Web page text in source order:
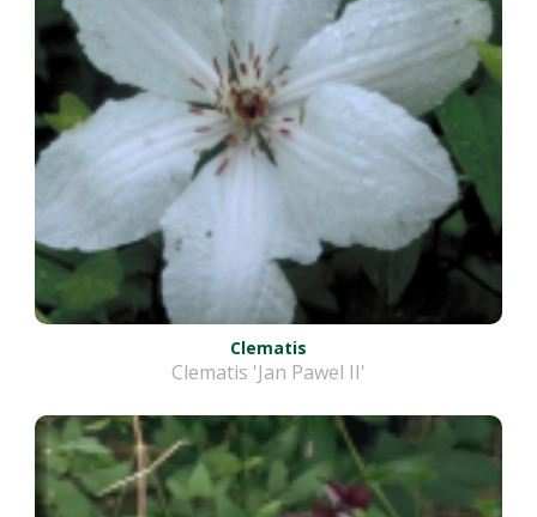
Clematis
Clematis 'Jan Pawel II'